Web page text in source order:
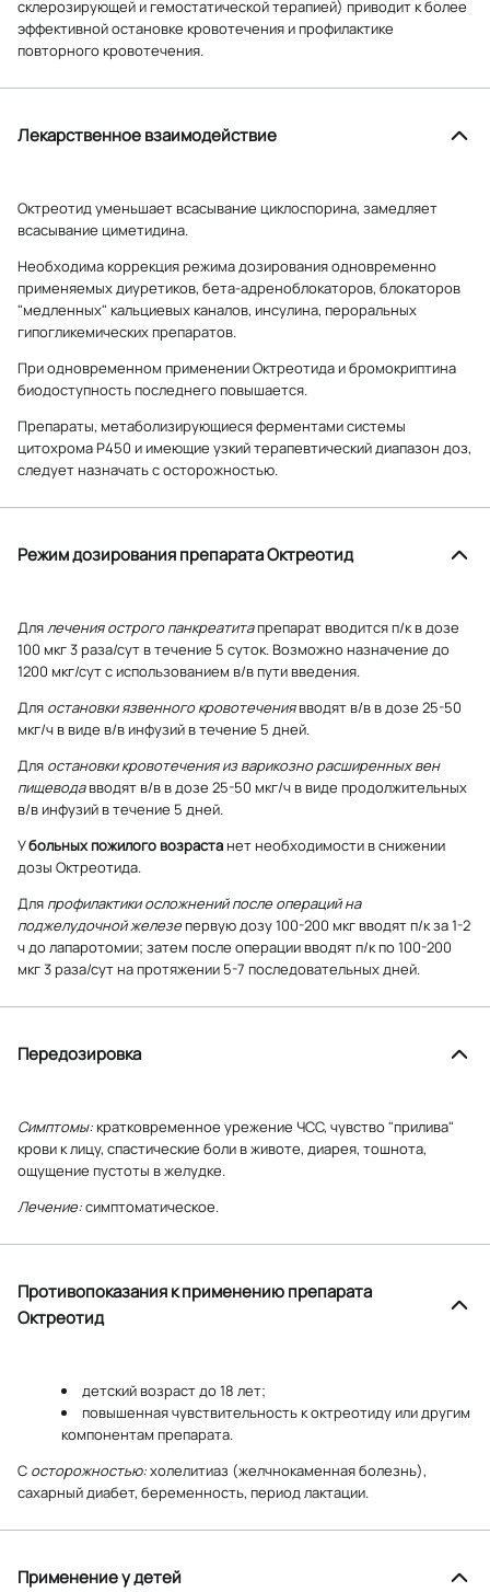
склерозирующей и гемостатической терапией) приводит к более
эффективной остановке кровотечения и профилактике
повторного кровотечения.
Лекарственное взаимодействие
Октреотид уменьшает всасывание циклоспорина, замедляет
всасывание циметидина.
Необходима коррекция режима дозирования одновременно
применяемых диуретиков, бета-адреноблокаторов, блокаторов
"медленных" кальциевых каналов, инсулина, пероральных
гипогликемических препаратов.
При одновременном применении Октреотида и бромокриптина
биодоступность последнего повышается.
Препараты, метаболизирующиеся ферментами системы
цитохрома Р450 и имеющие узкий терапевтический диапазон доз,
следует назначать с осторожностью.
Режим дозирования препарата Октреотид
Для лечения острого панкреатитапрепарат вводится п/к в дозе
100 мкг 3 раза/сут в течение 5 суток. Возможно назначение до
1200 мкг/сут с использованием в/в пути введения.
Для остановки язвенного кровотечениявводят в/в в дозе 25-50
мкг/ч в виде в/в инфузий в течение 5 дней.
Для остановки кровотечения из варикозно расширенных вен
пищеводавводят в/в в дозе 25-50 мкг/ч в виде продолжительных
в/в инфузий в течение 5 дней.
Убольных пожилого возраста нет необходимости в снижении
дозы Октреотида.
Для профилактики осложнений после операций на
поджелудочной железе первую дозу 100-200 мкг вводят п/к за 1-2
ч до лапаротомии; затем после операции вводят п/к по 100-200
мкг 3 раза/сут на протяжении 5-7 последовательных дней.
Передозировка
Симптомы: кратковременное урежение ЧСС, чувство "прилива"
крови к лицу, спастические боли в животе, диарея, тошнота,
ощущение пустоты в желудке.
Лечение:симптоматическое.
Противопоказания к применению препарата
Октреотид
детский возраст до 18 лет;
повышенная чувствительность к октреотиду или другим
компонентам препарата.
С осторожностью:холелитиаз (желчнокаменная болезнь),
сахарный диабет, беременность, период лактации.
Применение у детей